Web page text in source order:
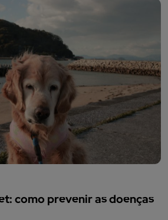
como prevenir as doenças